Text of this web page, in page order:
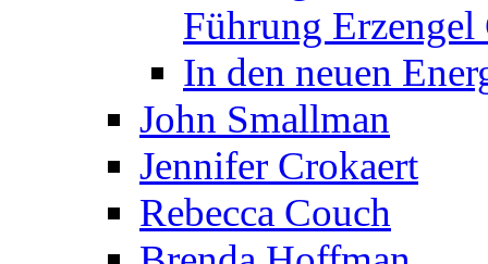
Führung Erzengel
In den neuen
John Smallman
Jennifer Crokaert
Rebecca Couch